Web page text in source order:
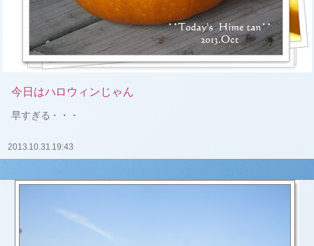
今日はハロウィンじゃん
早すぎる・・・
2013.10.31 19:43